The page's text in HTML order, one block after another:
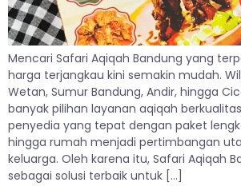
Mencari Safari Aqiqah Bandung yang
harga terjangkau kini semakin mudah.
Wetan, Sumur Bandung, Andir, hingga
banyak pilihan layanan aqiqah
penyedia yang tepat dengan paket
hingga rumah menjadi pertimbangan
keluarga. Oleh karena itu, Safari Aqiqah
sebagai solusi terbaik untuk […]